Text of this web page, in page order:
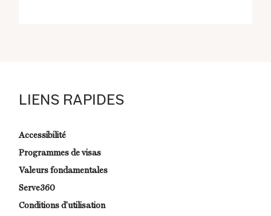
LIENS RAPIDES
Accessibilité
Programmes de visas
Valeurs fondamentales
Serve360
Conditions d'utilisation